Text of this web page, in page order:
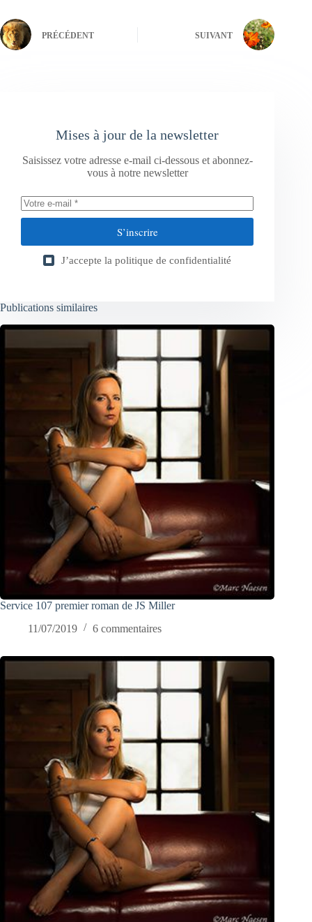
PRÉCÉDENT SUIVANT
Mises à jour de la newsletter
Saisissez votre adresse e-mail ci-dessous et abonnez-
vous à notre newsletter
S’inscrire
J’accepte la politique de confidentialité
Publications similaires
Service 107 premier roman de JS Miller
11/07/2019
6 commentaires